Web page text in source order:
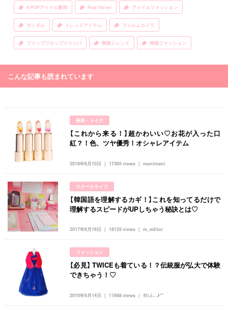
KPOPアイドル愛用 Red Velvet アイドルファッション
サンダル トレンドアイテム フィルムカメラ
フリップフロップスリッパ 韓国トレンド 韓国ファッション
こんな記事も読まれています
美容・メイク
2016年6月10日 manimani
17365 views
【これから来る！】超かわいい♡お花が入った口
紅？！色、ツヤ優秀！オシャレアイテム
スクールライフ
2017年6月16日 m_editor
18135 views
【韓国語を理解するカギ！】これを知ってるだけで
理解するスピードがUPしちゃう秘訣とは♡
ファッション
2016年9月14日 히나...♪*ﾟ
11988 views
【必見】 TWICEも着ている！？伝統服が弘大で体験
できちゃう！♡